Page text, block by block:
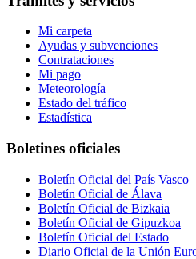
Mi carpeta
Ayudas y subvenciones
Contrataciones
Mi pago
Meteorología
Estado del tráfico
Estadística
Boletines oficiales
Boletín Oficial del País Vasco
Boletín Oficial de Álava
Boletín Oficial de Bizkaia
Boletín Oficial de Gipuzkoa
Boletín Oficial del Estado
Diario Oficial de la Unión